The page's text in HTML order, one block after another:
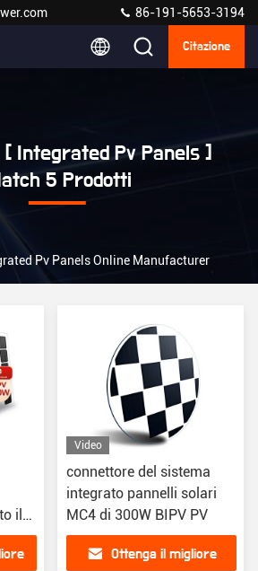
86-191-5653-3194
Citazione
Integrated Pv Panels ]
5 Prodotti
Pv Panels Online Manufacturer
il
Video
connettore del sistema
integrato pannelli solari
MC4 di 300W BIPV PV
Ottenga il migliore